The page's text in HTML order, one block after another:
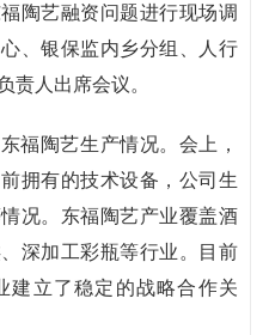
陶艺融资问题进行现场调
、银保监内乡分组、人行
责人出席会议。
福陶艺生产情况。会上，
拥有的技术设备，公司生
况。东福陶艺产业覆盖酒
深加工彩瓶等行业。目前
建立了稳定的战略合作关